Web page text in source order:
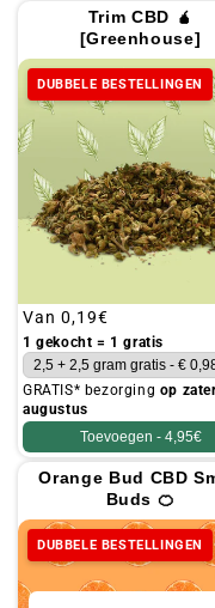
Trim CBD 🧉
[Greenhouse]
DUBBELE BESTELLINGEN
Gebruikelijke
prijs
Van 0,19€
1 gekocht = 1 gratis
GRATIS* bezorging op
augustus
Toevoegen - 4,95€
Orange Bud CBD
Buds 🍊
DUBBELE BESTELLINGEN